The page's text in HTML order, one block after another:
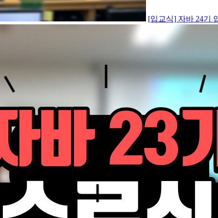
[입교식] 자바 24기